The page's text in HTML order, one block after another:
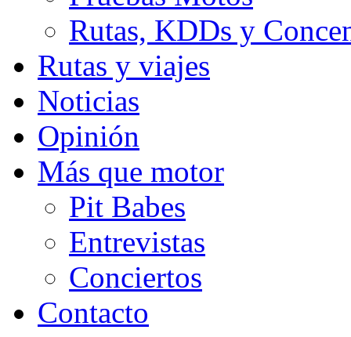
Rutas, KDDs y
Rutas y viajes
Noticias
Opinión
Más que motor
Pit Babes
Entrevistas
Conciertos
Contacto